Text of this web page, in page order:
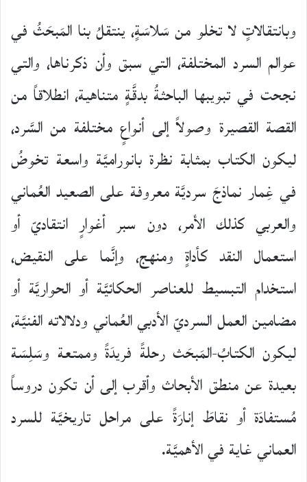
وبانتقالاتٍ لا تخلو من سَلاسَةٍ، ينتقلُ بنا المَبحَثُ في
عوالم السرد المختلفة، التي سبق وأن ذكرناها، والتي
نجحت في تبويبها الباحثةُ بدقَّةٍ متناهية، انطلاقاً من
القصة القصيرة وصولاً إلى أنواعٍ مختلفة من السَّرد،
ليكون الكتاب بمثابة نظرة بانوراميَّة واسعة تخوضُ
في غِمار نماذجَ سرديَّة معروفة على الصعيد العُماني
والعربي كذلك الأمر، دون سبر أغوارٍ انتقاديّ أو
استعمال النقد كأداةٍ ومنهج، وإنَّما على النقيض،
استخدام التبسيط للعناصر الحكائيَّة أو الحواريَّة أو
مضامين العمل السرديّ الأدبي العُماني ودلالاته الفنيَّة،
ليكون الكتابُ-المَبحَث رحلةً فريدَةً وممتعة وسَلِسَة
بعيدة عن منطق الأبحاث وأقرب إلى أن تكون دروساً
مُستفادَة أو نقاطَ إنارَةً على مراحل تاريخيَّة للسرد
العماني غاية في الأهميَّة.